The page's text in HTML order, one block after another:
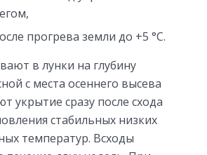
прогрева земли до +5 °С.
в лунки на глубину
с места осеннего высева
укрытие сразу после схода
стабильных низких
температур. Всходы